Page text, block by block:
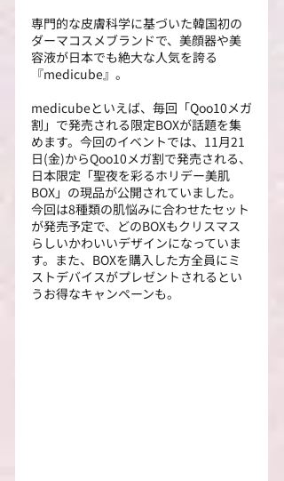
専門的な皮膚科学に基づいた韓国初の
ダーマコスメブランドで、美顔器や美
容液が日本でも絶大な人気を誇る
『medicube』。
medicubeといえば、毎回「Qoo10メガ
割」で発売される限定BOXが話題を集
めます。今回のイベントでは、11月21
日(金)からQoo10メガ割で発売される、
日本限定「聖夜を彩るホリデー美肌
BOX」の現品が公開されていました。
今回は8種類の肌悩みに合わせたセット
が発売予定で、どのBOXもクリスマス
らしいかわいいデザインになっていま
す。また、BOXを購入した方全員にミ
ストデバイスがプレゼントされるとい
うお得なキャンペーンも。